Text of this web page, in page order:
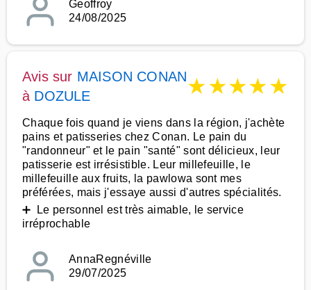
Geoffroy
24/08/2025
Avis sur MAISON CONAN
à DOZULE ★★★★★
Chaque fois quand je viens dans la région, j'achète
pains et patisseries chez Conan. Le pain du
"randonneur" et le pain "santé" sont délicieux, leur
patisserie est irrésistible. Leur millefeuille, le
millefeuille aux fruits, la pawlowa sont mes
préférées, mais j'essaye aussi d'autres spécialités.
➕ Le personnel est très aimable, le service
irréprochable
AnnaRegnéville
29/07/2025